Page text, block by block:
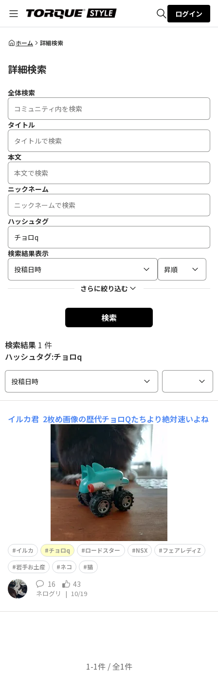
全体検索
ログイン
ホーム 詳細検索
詳細検索
全体検索
タイトル
本文
ニックネーム
ハッシュタグ
検索結果表示
投稿日時
昇順
さらに絞り込む
検索
検索結果 1 件
ハッシュタグ:チョロq
投稿日時
イルカ君 2枚め画像の歴代チョロQたちより絶対速いよね
イルカ チョロq ロードスター NSX
フェアレディZ
岩手お土産
ネコ 猫
16 43
ネログリ | 10/19
1-1件 / 全1件